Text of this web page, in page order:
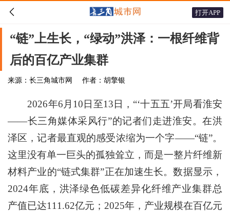
 打开APP
“链”上生长，“绿动”洪泽：一根纤维背
后的百亿产业集群
来源：长三角城市网 作者：胡擎银
2026年6月10日至13日，“‘十五五’开局看淮安
——长三角媒体采风行”的记者们走进淮安。在洪
泽区，记者最直观的感受浓缩为一个字——“链”。
这里没有单一巨头的孤独耸立，而是一整片纤维新
材料产业的“链式集群”正在加速生长。数据显示，
2024年底，洪泽绿色低碳差异化纤维产业集群总
产值已达111.62亿元；2025年，产业规模在百亿元